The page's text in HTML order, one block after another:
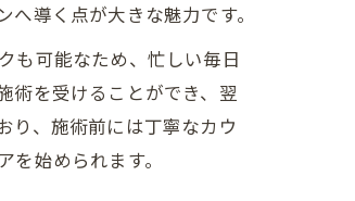
導く点が大きな魅力です。
も可能なため、忙しい毎日
術を受けることができ、翌
り、施術前には丁寧なカウ
始められます。